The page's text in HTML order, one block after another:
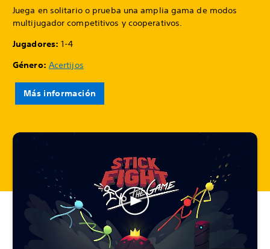
Juega en solitario o prueba una amplia gama de modos
multijugador competitivos y cooperativos.
Jugadores:1-4
Género: Acertijos
Más información